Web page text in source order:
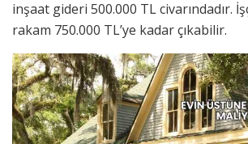
inşaat gideri 500.000 TL civarındadır.
rakam 750.000 TL’ye kadar çıkabilir.